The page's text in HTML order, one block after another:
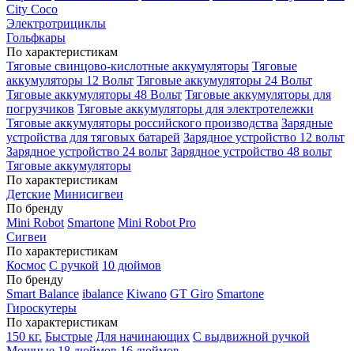
City Coco
Электротрициклы
Гольфкары
По характеристикам
Тяговые свинцово-кислотные аккумуляторы Тяговые
аккумуляторы 12 Вольт Тяговые аккумуляторы 24 Вольт
Тяговые аккумуляторы 48 Вольт Тяговые аккумуляторы для
погрузчиков Тяговые аккумуляторы для электротележки
Тяговые аккумуляторы российского производства Зарядные
устройства для тяговых батарей Зарядное устройство 12 вольт
Зарядное устройство 24 вольт Зарядное устройство 48 вольт
Тяговые аккумуляторы
По характеристикам
Детские Минисигвеи
По бренду
Mini Robot Smartone Mini Robot Pro
Сигвеи
По характеристикам
Космос С ручкой 10 дюймов
По бренду
Smart Balance ibalance Kiwano GT Giro Smartone
Гироскутеры
По характеристикам
150 кг. Быстрые Для начинающих С выдвижной ручкой